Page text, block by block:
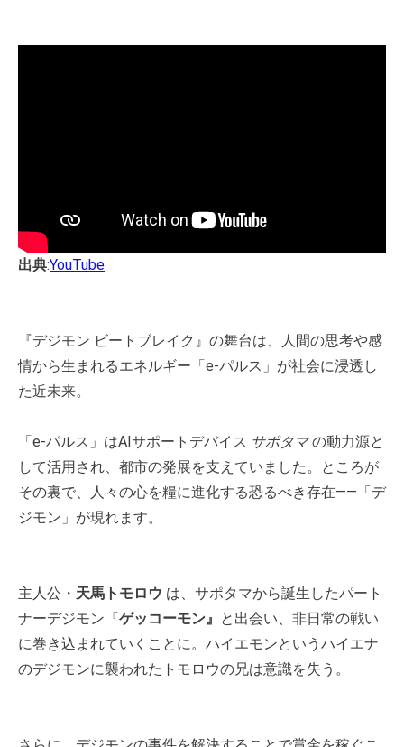
出典:YouTube
『デジモン ビートブレイク』の舞台は、人間の思考や感
情から生まれるエネルギー「e-パルス」が社会に浸透し
た近未来。
「e-パルス」はAIサポートデバイス サポタマの動力源と
して活用され、都市の発展を支えていました。ところが
その裏で、人々の心を糧に進化する恐るべき存在——「デ
ジモン」が現れます。
主人公・ 天馬トモロウ は、サポタマから誕生したパート
ナーデジモン『ゲッコーモン』 と出会い、非日常の戦い
に巻き込まれていくことに。ハイエモンというハイエナ
のデジモンに襲われたトモロウの兄は意識を失う。